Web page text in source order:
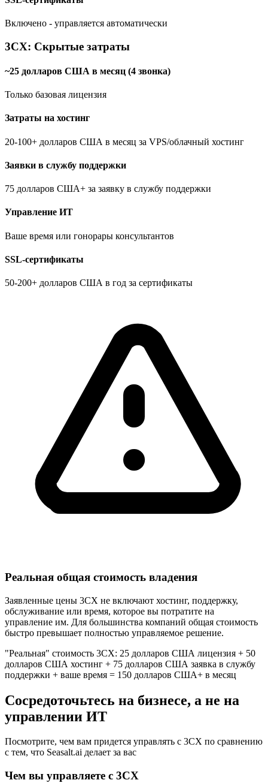
Включено - управляется автоматически
3CX: Скрытые затраты
~25 долларов США в месяц (4 звонка)
Только базовая лицензия
Затраты на хостинг
20-100+ долларов США в месяц за VPS/облачный хостинг
Заявки в службу поддержки
75 долларов США+ за заявку в службу поддержки
Управление ИТ
Ваше время или гонорары консультантов
SSL-сертификаты
50-200+ долларов США в год за сертификаты
Реальная общая стоимость владения
Заявленные цены 3CX не включают хостинг, поддержку,
обслуживание или время, которое вы потратите на
управление им. Для большинства компаний общая стоимость
быстро превышает полностью управляемое решение.
"Реальная" стоимость 3CX: 25 долларов США лицензия + 50
долларов США хостинг + 75 долларов США заявка в службу
поддержки + ваше время = 150 долларов США+ в месяц
Сосредоточьтесь на бизнесе, а не на
управлении ИТ
Посмотрите, чем вам придется управлять с 3CX по сравнению
с тем, что Seasalt.ai делает за вас
Чем вы управляете с 3CX